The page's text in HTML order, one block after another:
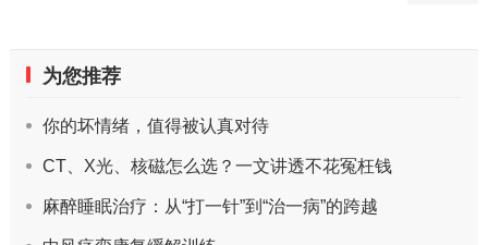
为您推荐
你的坏情绪，值得被认真对待
CT、X光、核磁怎么选？一文讲透不花冤枉钱
麻醉睡眠治疗：从“打一针”到“治一病”的跨越